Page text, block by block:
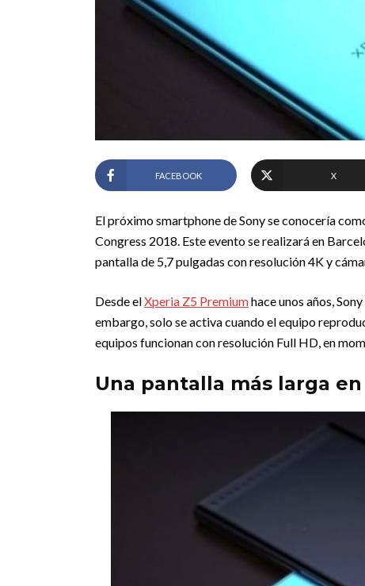
FACEBOOK X
El próximo smartphone de Sony se conocería
Congress 2018. Este evento se realizará en
pantalla de 5,7 pulgadas con resolución 4K y
Desde elXperia Z5 Premiumhace unos años,
embargo, solo se activa cuando el equipo
equipos funcionan con resolución Full HD, en
Una pantalla más larga